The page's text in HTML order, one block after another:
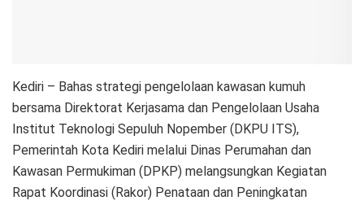
Kediri – Bahas strategi pengelolaan kawasan kumuh
bersama Direktorat Kerjasama dan Pengelolaan Usaha
Institut Teknologi Sepuluh Nopember (DKPU ITS),
Pemerintah Kota Kediri melalui Dinas Perumahan dan
Kawasan Permukiman (DPKP) melangsungkan Kegiatan
Rapat Koordinasi (Rakor) Penataan dan Peningkatan